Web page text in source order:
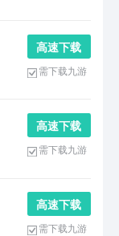
高 速 下 载
需下载九游
高 速 下 载
需下载九游
高 速 下 载
需下载九游